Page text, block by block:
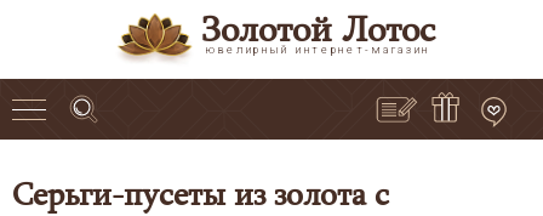
Золотой Лотос
ювелирный интернет-магазин
Серьги-пусеты из золота с